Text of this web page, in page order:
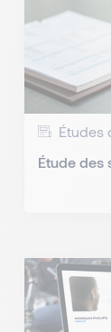
Études
Étude des